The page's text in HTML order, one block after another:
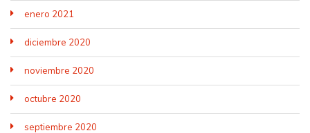
enero 2021
diciembre 2020
noviembre 2020
octubre 2020
septiembre 2020